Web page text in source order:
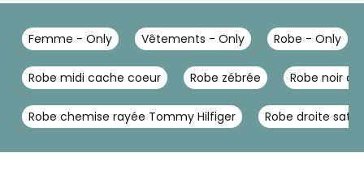
Femme - Only Vêtements - Only Robe - Only
Robe midi cache coeur Robe zébrée Robe noir
Robe chemise rayée Tommy Hilfiger Robe droite satin